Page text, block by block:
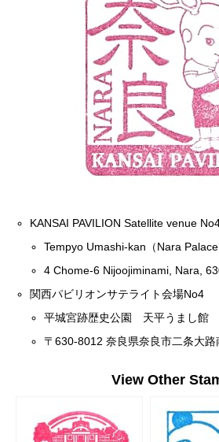
KANSAI PAVILION Satellite venue
Tempyo Umashi-kan（Nara Palace
4 Chome-6 Nijoojiminami, Nara,
関西パビリオンサテライト会場No4
平城宮跡歴史公園 天平うまし館
〒630-8012 奈良県奈良市二条大路
View Other